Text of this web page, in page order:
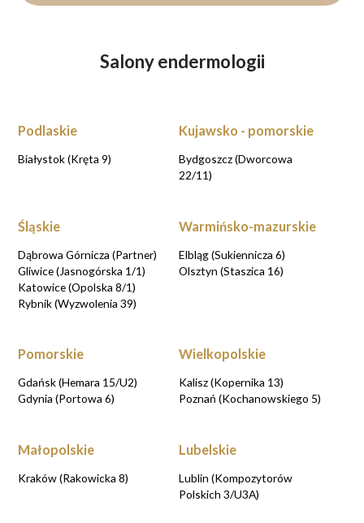
Salony endermologii
Podlaskie
Białystok (Kręta 9)
Kujawsko - pomorskie
Bydgoszcz (Dworcowa
22/11)
Śląskie
Dąbrowa Górnicza (Partner)
Gliwice (Jasnogórska 1/1)
Katowice (Opolska 8/1)
Rybnik (Wyzwolenia 39)
Warmińsko-mazurskie
Elbląg (Sukiennicza 6)
Olsztyn (Staszica 16)
Pomorskie
Gdańsk (Hemara 15/U2)
Gdynia (Portowa 6)
Wielkopolskie
Kalisz (Kopernika 13)
Poznań (Kochanowskiego 5)
Małopolskie
Kraków (Rakowicka 8)
Lubelskie
Lublin (Kompozytorów
Polskich 3/U3A)